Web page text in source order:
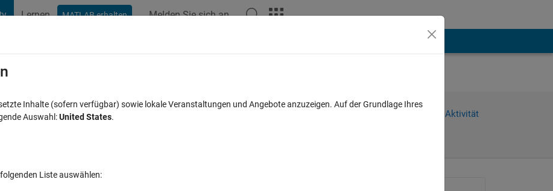
Lernen MATLAB erhalten Melden Sie sich an
Anmelden, um Aktivität
Inhalte (sofern verfügbar) sowie lokale Veranstaltungen und Angebote anzuzeigen. Auf der Grundlage Ihres
Auswahl:United States.
Liste auswählen: